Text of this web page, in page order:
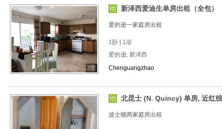
3图
新泽西爱迪生单房出租（全包）
爱的逊一家庭房出租
1卧 | 1浴
爱的逊, 新泽西
Chenguangzhao
北昆士 (N. Quincy) 单房, 近红
波士顿两家庭房出租